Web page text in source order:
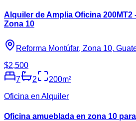
Alquiler de Amplia Oficina 200MT2
Zona 10
Reforma Montúfar, Zona 10,
$2,500
7
2 200m²
Oficina en Alquiler
Oficina amueblada en zona 10